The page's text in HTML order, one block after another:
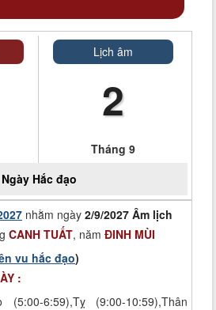
Lịch âm
2
Tháng 9
Ngày Hắc đạo
nhằm ngày 2/9/2027 Âm lịch
CANH TUẤT, năm ĐINH MÙI
vu hắc đạo)
:
(5:00-6:59),Tỵ (9:00-10:59),Thân